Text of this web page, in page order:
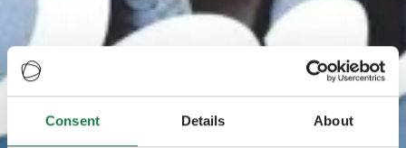
Consent Details About